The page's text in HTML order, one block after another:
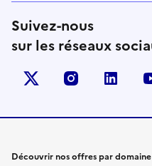
Suivez-nous
sur les réseaux
X (anciennement
instagram
Découvrir nos offres par